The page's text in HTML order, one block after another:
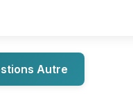
Autre